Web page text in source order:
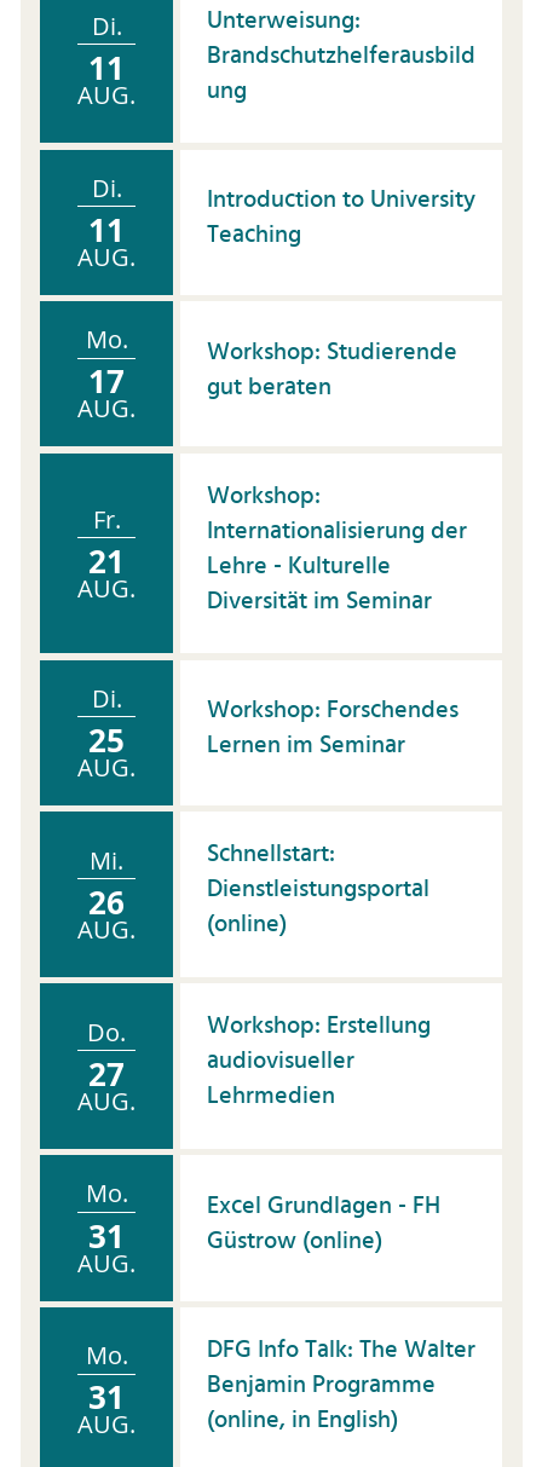
Di.
11
AUG.
Unterweisung:
Brandschutzhelferausbild
ung
Di.
11
AUG.
Introduction to University
Teaching
Mo.
17
AUG.
Workshop: Studierende
gut beraten
Fr.
21
AUG.
Workshop:
Internationalisierung der
Lehre - Kulturelle
Diversität im Seminar
Di.
25
AUG.
Workshop: Forschendes
Lernen im Seminar
Mi.
26
AUG.
Schnellstart:
Dienstleistungsportal
(online)
Do.
27
AUG.
Workshop: Erstellung
audiovisueller
Lehrmedien
Mo.
31
AUG.
Excel Grundlagen - FH
Güstrow (online)
Mo.
31
AUG.
DFG Info Talk: The Walter
Benjamin Programme
(online, in English)